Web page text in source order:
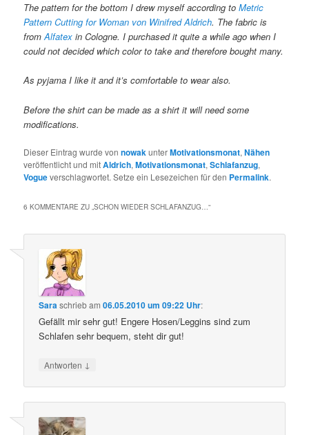
The pattern for the bottom I drew myself according toMetric
Pattern Cutting for Woman von Winifred Aldrich. The fabric is
fromAlfatex in Cologne. I purchased it quite a while ago when I
could not decided which color to take and therefore bought many.
As pyjama I like it and it’s comfortable to wear also.
Before the shirt can be made as a shirt it will need some
modifications.
Dieser Eintrag wurde vonnowakunterMotivationsmonat,Nähen
veröffentlicht und mitAldrich,Motivationsmonat,Schlafanzug,
Vogueverschlagwortet. Setze ein Lesezeichen für den Permalink.
6 KOMMENTARE ZU „SCHON WIEDER SCHLAFANZUG…“
Saraschriebam06.05.2010 um 09:22 Uhr:
Gefällt mir sehr gut! Engere Hosen/Leggins sind zum
Schlafen sehr bequem, steht dir gut!
Antworten ↓